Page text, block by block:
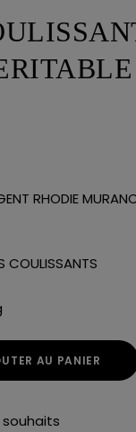
RHODIE MURANO
AU PANIER